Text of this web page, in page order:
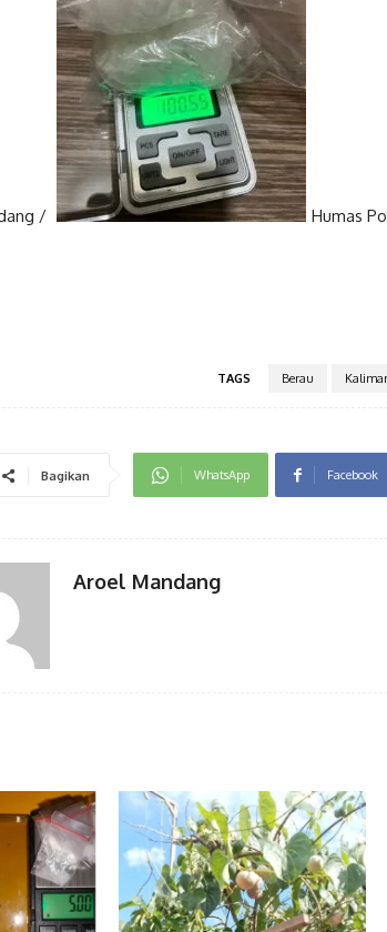
/ Humas
TAGS Berau
Bagikan WhatsApp Facebook
Aroel Mandang